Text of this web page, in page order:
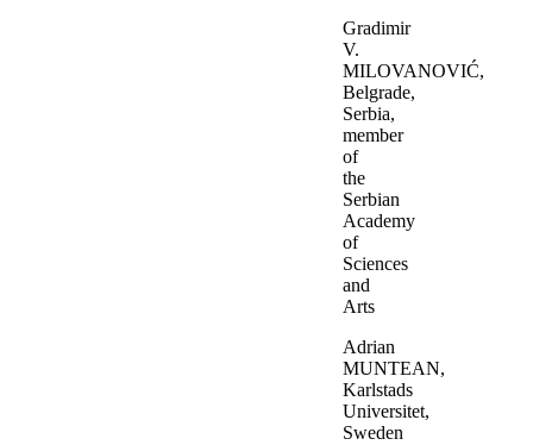
Gradimir
V.
MILOVANOVIĆ,
Belgrade,
Serbia,
member
of
the
Serbian
Academy
of
Sciences
and
Arts
Adrian
MUNTEAN,
Karlstads
Universitet,
Sweden